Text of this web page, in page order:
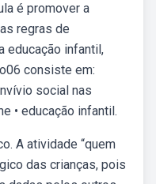
é promover a
regras de
educação infantil,
consiste em:
social nas
• educação infantil.
A atividade “quem
das crianças, pois